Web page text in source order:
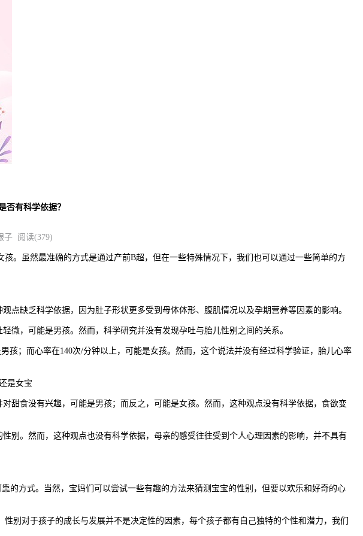
否有科学依据？
子 阅读(379)
虽然最准确的方式是通过产前B超，但在一些特殊情况下，我们也可以通过一些简单的方
缺乏科学依据，因为肚子形状更多受到母体体形、腹肌情况以及孕期营养等因素的影响。
，可能是男孩。然而，科学研究并没有发现孕吐与胎儿性别之间的关系。
；而心率在140次/分钟以上，可能是女孩。然而，这个说法并没有经过科学验证，胎儿心率
食没有兴趣，可能是男孩；而反之，可能是女孩。然而，这种观点没有科学依据，食欲变
。然而，这种观点也没有科学依据，母亲的感受往往受到个人心理因素的影响，并不具有
方式。当然，宝妈们可以尝试一些有趣的方法来猜测宝宝的性别，但要以欢乐和好奇的心
对于孩子的成长与发展并不是决定性的因素，每个孩子都有自己独特的个性和潜力，我们